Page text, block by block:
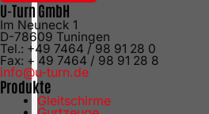
U-Turn GmbH
Im Neuneck 1
D-78609 Tuningen
Tel.: +49 7464 / 98 91 28 0
Fax: + 49 7464 / 98 91 28 8
info@u-turn.de
Produkte
Gleitschirme